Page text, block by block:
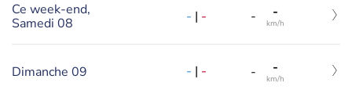
Ce week-end,
Samedi 08
- | - - -
km/h
Dimanche 09 - | - - -
km/h